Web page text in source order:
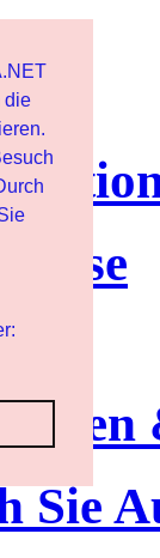
die
Sie